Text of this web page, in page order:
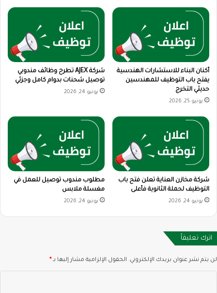
أكنان البناء للاستشارات الهندسية
يفتح باب التوظيف للمهندسين
حديثي التخرج
يونيو 25, 2026
شركة AJEX تطرح وظائف مندوبي
توصيل شحنات بدوام كامل وجزئي
يونيو 24, 2026
شركة مخازن العناية تعلن فتح باب
التوظيف لحملة الثانوية فأعلى
يونيو 24, 2026
مطلوب مندوب توصيل للعمل في
مغسلة ملابس
يونيو 24, 2026
اترك تعليقاً
لن يتم نشر عنوان بريدك الإلكتروني. الحقول الإلزامية مشار إليها بـ*